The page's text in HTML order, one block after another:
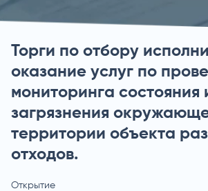
Торги по отбору
оказание услуг по
мониторинга состояния
загрязнения
территории объекта
отходов.
Открытие